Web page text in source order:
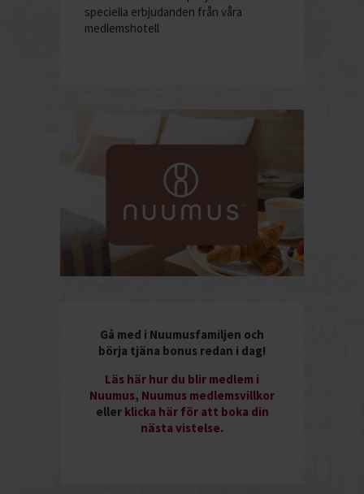
speciella erbjudanden från våra
medlemshotell
Gå med i Nuumusfamiljen och
börja tjäna bonus redan i dag!
Läs här hur du blir medlem i
Nuumus, Nuumus medlemsvillkor
eller klicka här för att boka din
nästa vistelse.